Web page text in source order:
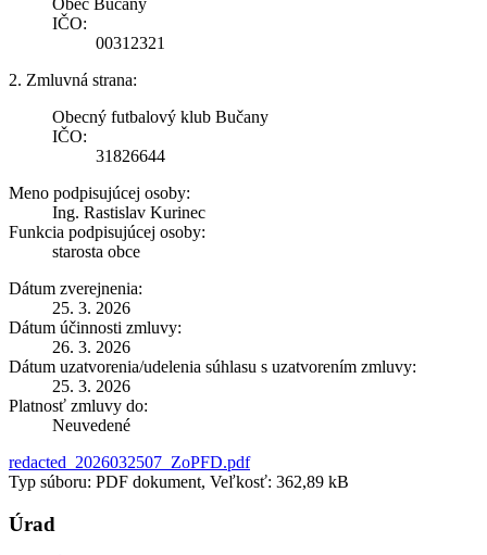
IČO:
00312321
2. Zmluvná strana:
Obecný futbalový klub Bučany
IČO:
31826644
Meno podpisujúcej osoby:
Ing. Rastislav Kurinec
Funkcia podpisujúcej osoby:
starosta obce
Dátum zverejnenia:
25. 3. 2026
Dátum účinnosti zmluvy:
26. 3. 2026
Dátum uzatvorenia/udelenia súhlasu s uzatvorením zmluvy:
25. 3. 2026
Platnosť zmluvy do:
Neuvedené
redacted_2026032507_ZoPFD.pdf
Typ súboru: PDF dokument, Veľkosť: 362,89 kB
Úrad